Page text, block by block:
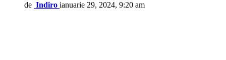
de Indiro ianuarie 29, 2024, 9:20 am